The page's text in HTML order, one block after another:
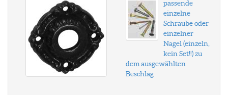
passende
einzelne
Schraube oder
einzelner
Nagel (einzeln,
kein Set!!) zu
dem ausgewählten
Beschlag